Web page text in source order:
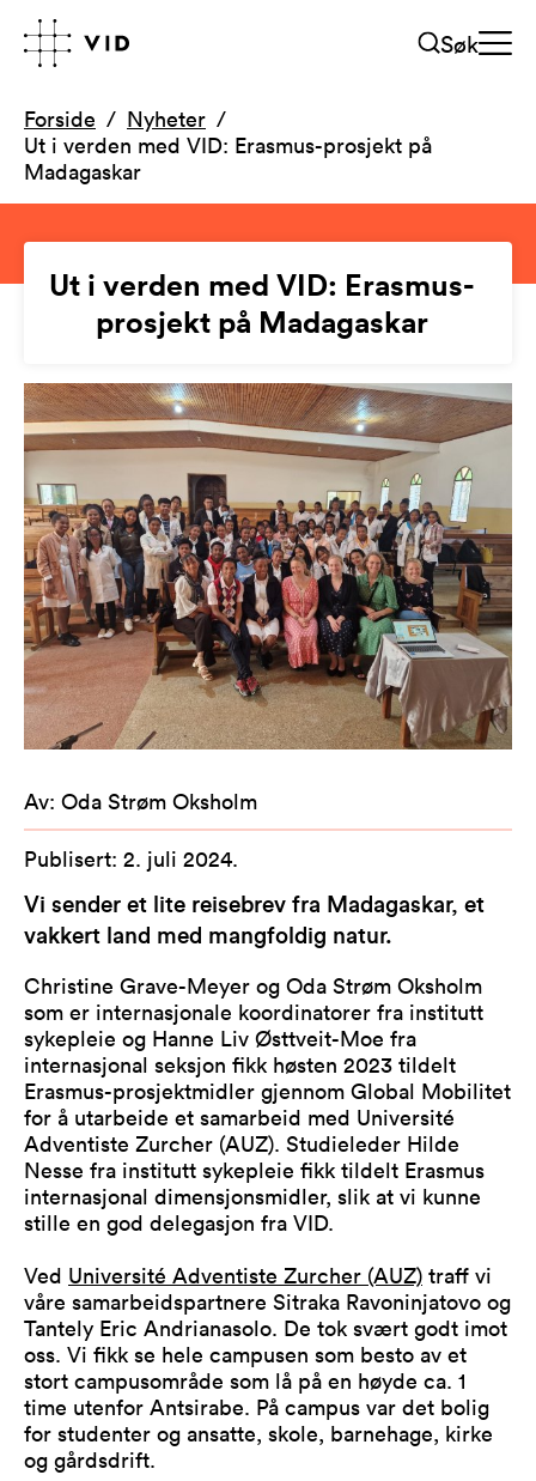
Søk
Forside
Nyheter
Ut i verden med VID: Erasmus-prosjekt på
Madagaskar
Ut i verden med VID: Erasmus-
prosjekt på Madagaskar
Av: Oda Strøm Oksholm
Publisert: 2. juli 2024.
Vi sender et lite reisebrev fra Madagaskar, et
vakkert land med mangfoldig natur.
Christine Grave-Meyer og Oda Strøm Oksholm
som er internasjonale koordinatorer fra institutt
sykepleie og Hanne Liv Østtveit-Moe fra
internasjonal seksjon fikk høsten 2023 tildelt
Erasmus-prosjektmidler gjennom Global Mobilitet
for å utarbeide et samarbeid med Université
Adventiste Zurcher (AUZ). Studieleder Hilde
Nesse fra institutt sykepleie fikk tildelt Erasmus
internasjonal dimensjonsmidler, slik at vi kunne
stille en god delegasjon fra VID.
Ved Université Adventiste Zurcher (AUZ) traff vi
våre samarbeidspartnere Sitraka Ravoninjatovo og
Tantely Eric Andrianasolo. De tok svært godt imot
oss. Vi fikk se hele campusen som besto av et
stort campusområde som lå på en høyde ca. 1
time utenfor Antsirabe. På campus var det bolig
for studenter og ansatte, skole, barnehage, kirke
og gårdsdrift.